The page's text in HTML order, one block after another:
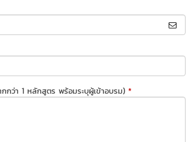
กว่า 1 หลักสูตร พร้อมระบุผู้เข้าอบรม) *